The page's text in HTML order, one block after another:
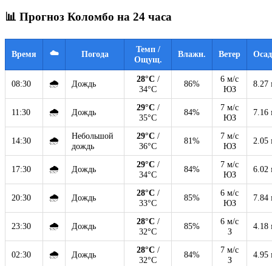
📊 Прогноз Коломбо на 24 часа
Время ☁️ Погода
Темп /
Ощущ.
Влажн. Ветер
08:30 🌧 Дождь 28°C /
34°C
86%
6 м/с
ЮЗ
8.27
11:30 🌧 Дождь 29°C /
35°C
84%
7 м/с
ЮЗ
7.16
14:30 🌧
Небольшой
дождь
29°C /
36°C
81%
7 м/с
ЮЗ
2.05
17:30 🌧 Дождь 29°C /
34°C
84%
7 м/с
ЮЗ
6.02
20:30 🌧 Дождь 28°C /
33°C
85%
6 м/с
ЮЗ
7.84
23:30 🌧 Дождь 28°C /
32°C
85%
6 м/с
З
4.18
02:30 🌧 Дождь 28°C /
32°C
84%
7 м/с
З
4.95